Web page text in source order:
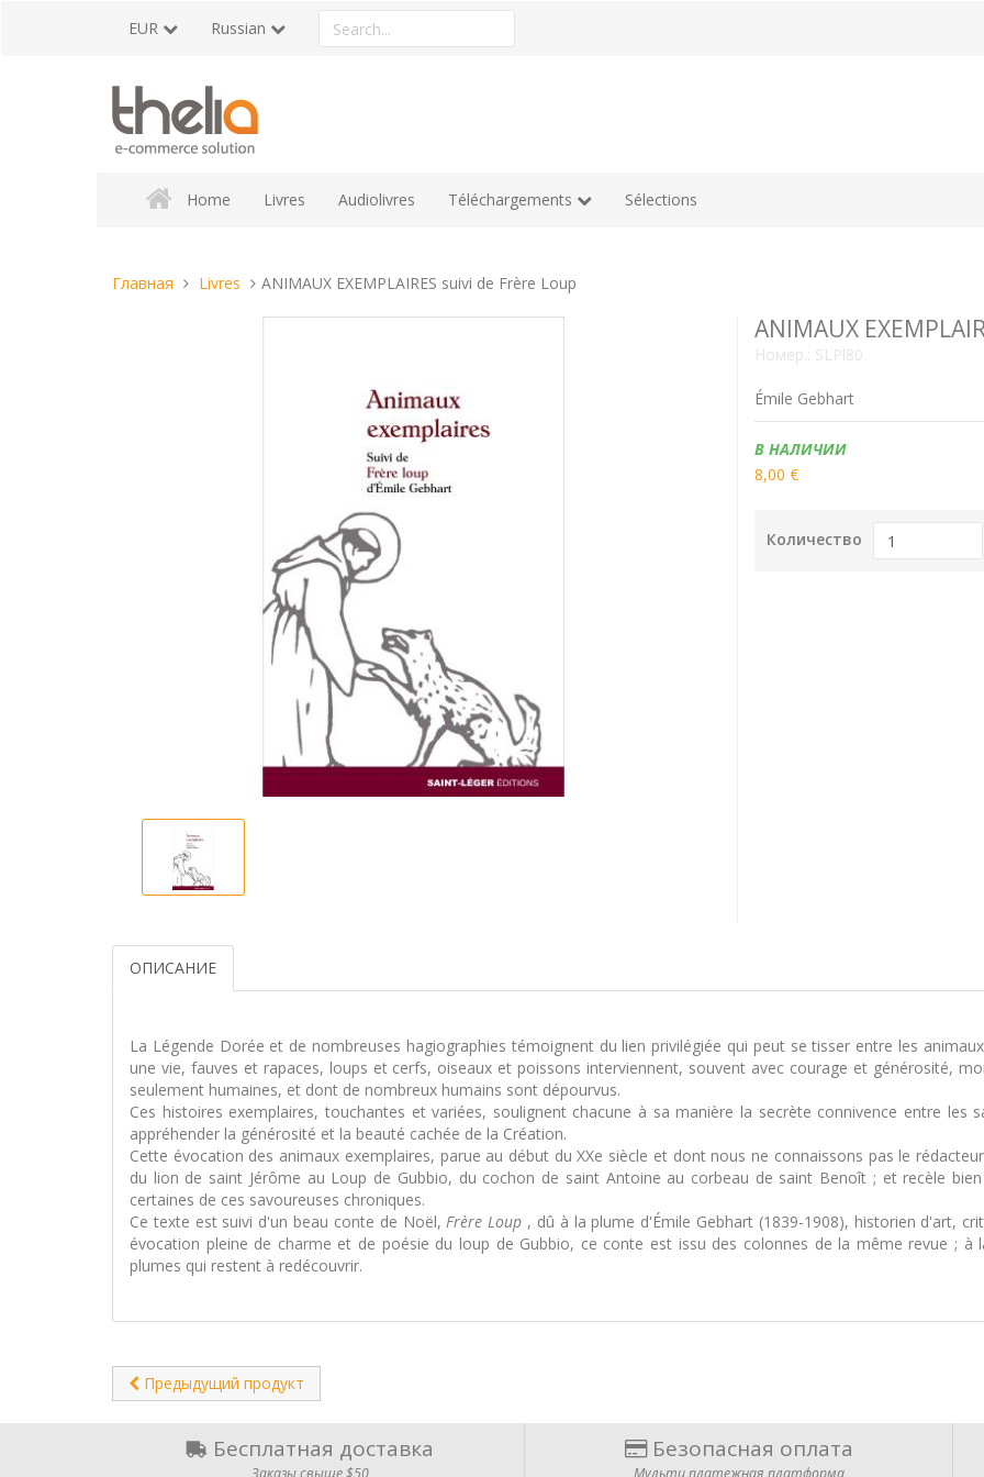
EUR Russian
Search
a
Home Livres Audiolivres Téléchargements Sélections
Вы
Главная Livres ANIMAUX EXEMPLAIRES suivi de Frère Loup
ANIMAUX
Номер.: SLPl80
Émile Gebhart
Наличие:
В НАЛИЧИИ
8,00 €
Количество
ОПИСАНИЕ
La Légende Dorée et de nombreuses hagiographies témoignent du lien privilégiée qui peut se tisser entre les
une vie, fauves et rapaces, loups et cerfs, oiseaux et poissons interviennent, souvent avec courage et générosité,
seulement humaines, et dont de nombreux humains sont dépourvus.
Ces histoires exemplaires, touchantes et variées, soulignent chacune à sa manière la secrète connivence entre
appréhender la générosité et la beauté cachée de la Création.
Cette évocation des animaux exemplaires, parue au début du XXe siècle et dont nous ne connaissons pas le
du lion de saint Jérôme au Loup de Gubbio, du cochon de saint Antoine au corbeau de saint Benoît ; et recèle
certaines de ces savoureuses chroniques.
Ce texte est suivi d'un beau conte de Noël, Frère Loup , dû à la plume d'Émile Gebhart (1839-1908), historien d'art,
évocation pleine de charme et de poésie du loup de Gubbio, ce conte est issu des colonnes de la même revue ; à
plumes qui restent à redécouvrir.
Предыдущий продукт
Бесплатная доставка
Заказы свыше $50
Безопасная оплата
Мульти платежная платформа